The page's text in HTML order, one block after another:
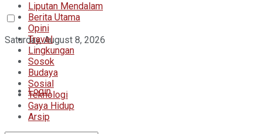
Saturday, August 8, 2026
Login
Liputan Mendalam
Berita Utama
Opini
Travel
Lingkungan
Sosok
Budaya
Sosial
Teknologi
Gaya Hidup
Arsip